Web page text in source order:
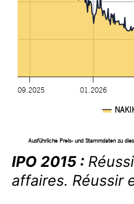
IPO 2015 :
affaires. Réussir